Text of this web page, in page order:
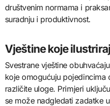
društvenim normama i
suradnju i produktivnost.
Vještine koje
Svestrane vještine
koje omogućuju pojedincima
različite uloge. Primjeri
se može nadgledati zadatke